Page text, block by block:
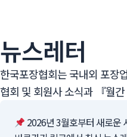
뉴스레터
한국포장협회는 국내외 포장
협회 및 회원사 소식과 『월
2026년 3월호부터 새로운